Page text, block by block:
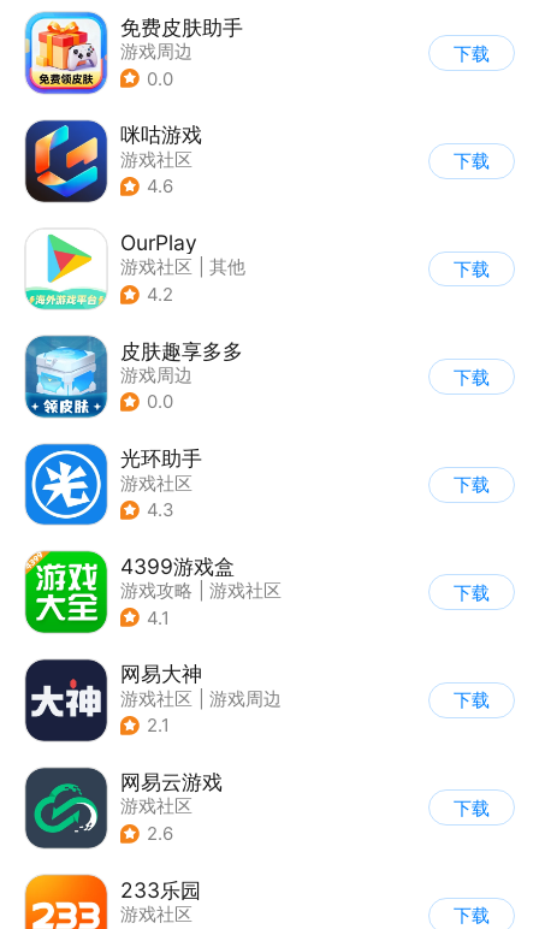
免费皮肤助手
游戏周边
0.0
下载
咪咕游戏
游戏社区
4.6
下载
OurPlay
游戏社区
其他
4.2
下载
皮肤趣享多多
游戏周边
0.0
下载
光环助手
游戏社区
4.3
下载
4399游戏盒
游戏攻略
游戏社区
4.1
下载
网易大神
游戏社区
游戏周边
2.1
下载
网易云游戏
游戏社区
2.6
下载
233乐园
游戏社区
下载